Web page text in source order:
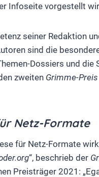
Infoseite vorgestellt
seiner Redaktion
sind die
Dossiers und die
zweiten Grimme-Preis
Netz-Formate
für Netz-Formate
“, beschrieb der
Preisträger 2021: